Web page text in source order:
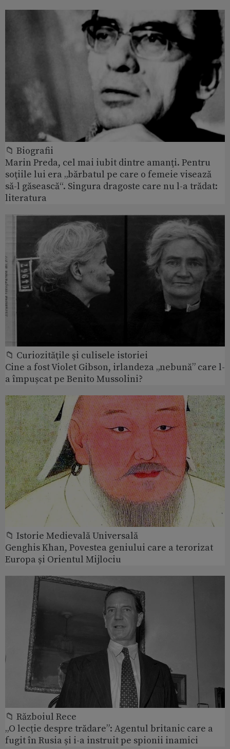
📁 Biografii
Marin Preda, cel mai iubit dintre amanţi. Pentru
soţiile lui era „bărbatul pe care o femeie visează
să-l găsească“. Singura dragoste care nu l-a trădat:
literatura
📁 Curiozităţile şi culisele istoriei
Cine a fost Violet Gibson, irlandeza „nebună” care l-
a împușcat pe Benito Mussolini?
📁 Istorie Medievală Universală
Genghis Khan, Povestea geniului care a terorizat
Europa și Orientul Mijlociu
📁 Războiul Rece
„O lecție despre trădare”: Agentul britanic care a
fugit în Rusia și i-a instruit pe spionii inamici